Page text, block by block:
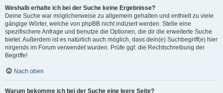
Weshalb erhalte ich bei der Suche keine Ergebnisse?
Deine Suche war möglicherweise zu allgemein gehalten und enthielt zu viele
gängige Wörter, welche von phpBB nicht indiziert werden. Stelle eine
spezifischere Anfrage und benutze die Optionen, die dir die erweiterte Suche
bietet. Außerdem ist es natürlich auch möglich, dass dein(e) Suchbegriff(e) hier
nirgends im Forum verwendet wurden. Prüfe ggf. die Rechtschreibung der
Begriffe!
Nach oben
Warum bekomme ich bei der Suche eine leere Seite?